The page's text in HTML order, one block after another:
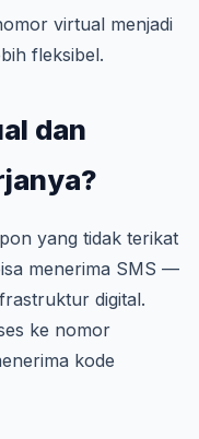
virtual menjadi
fleksibel.
dan
yang tidak terikat
menerima SMS —
digital.
ke nomor
kode